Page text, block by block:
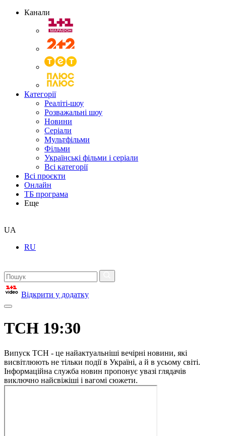
Канали
Категорії
Реаліті-шоу
Розважальні шоу
Новини
Серіали
Мультфільми
Фільми
Українські фільми і серіали
Всі категорії
Всі проєкти
Онлайн
ТБ програма
Еще
UA
RU
Відкрити у додатку
ТСН 19:30
Випуск ТСН - це найактуальніші вечірні новини, які
висвітлюють не тільки події в Україні, а й в усьому світі.
Інформаційна служба новин пропонує увазі глядачів
виключно найсвіжіші і вагомі сюжети.